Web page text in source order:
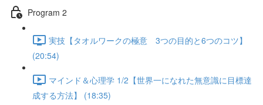
Program 2
実技【タオルワークの極意 3つの目的と6つのコツ】
(20:54)
マインド＆心理学 1/2【世界一になれた無意識に目標達
成する方法】 (18:35)